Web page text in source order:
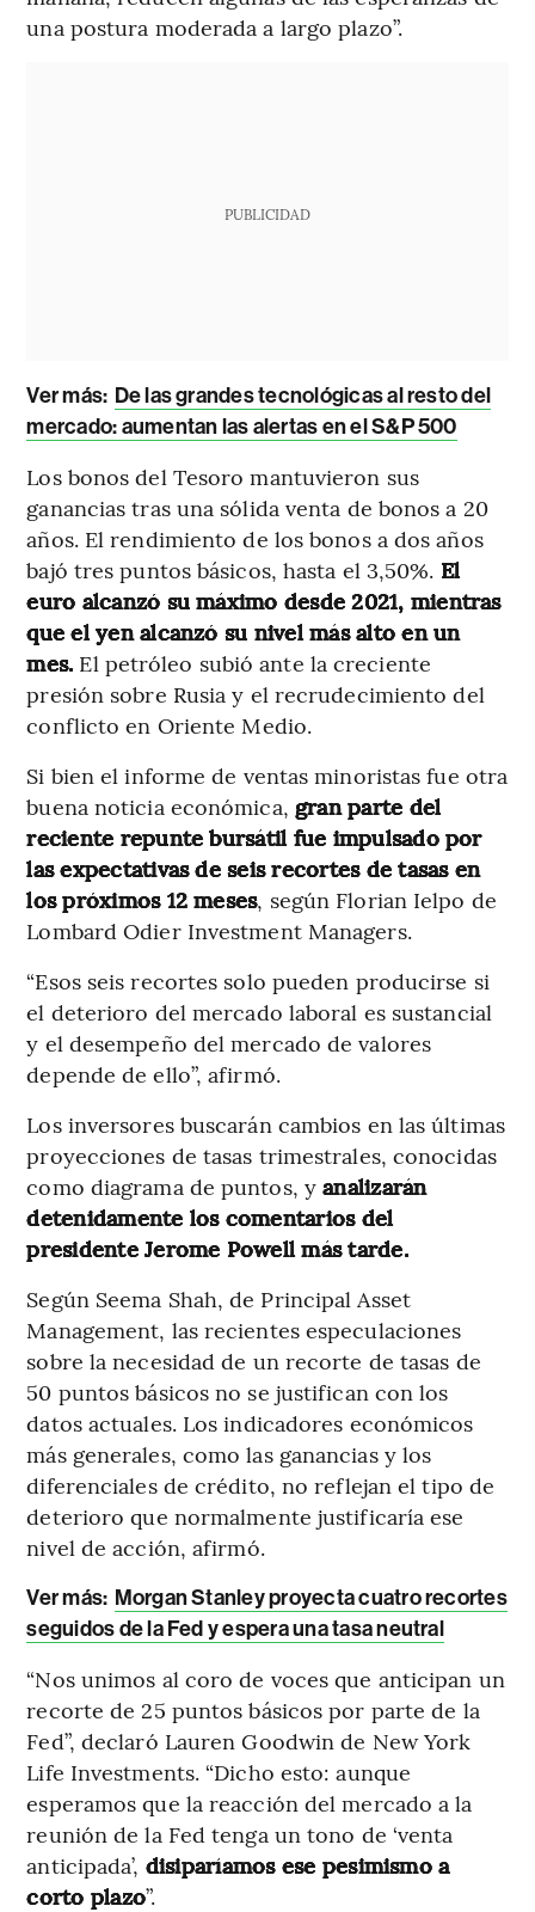
una postura moderada a largo plazo”.
PUBLICIDAD
Ver más: De las grandes tecnológicas al resto del
mercado: aumentan las alertas en el S&P 500
Los bonos del Tesoro mantuvieron sus
ganancias tras una sólida venta de bonos a 20
años. El rendimiento de los bonos a dos años
bajó tres puntos básicos, hasta el 3,50%. El
euro alcanzó su máximo desde 2021, mientras
que el yen alcanzó su nivel más alto en un
mes. El petróleo subió ante la creciente
presión sobre Rusia y el recrudecimiento del
conflicto en Oriente Medio.
Si bien el informe de ventas minoristas fue otra
buena noticia económica, gran parte del
reciente repunte bursátil fue impulsado por
las expectativas de seis recortes de tasas en
los próximos 12 meses, según Florian Ielpo de
Lombard Odier Investment Managers.
“Esos seis recortes solo pueden producirse si
el deterioro del mercado laboral es sustancial
y el desempeño del mercado de valores
depende de ello”, afirmó.
Los inversores buscarán cambios en las últimas
proyecciones de tasas trimestrales, conocidas
como diagrama de puntos, y analizarán
detenidamente los comentarios del
presidente Jerome Powell más tarde.
Según Seema Shah, de Principal Asset
Management, las recientes especulaciones
sobre la necesidad de un recorte de tasas de
50 puntos básicos no se justifican con los
datos actuales. Los indicadores económicos
más generales, como las ganancias y los
diferenciales de crédito, no reflejan el tipo de
deterioro que normalmente justificaría ese
nivel de acción, afirmó.
Ver más: Morgan Stanley proyecta cuatro recortes
seguidos de la Fed y espera una tasa neutral
“Nos unimos al coro de voces que anticipan un
recorte de 25 puntos básicos por parte de la
Fed”, declaró Lauren Goodwin de New York
Life Investments. “Dicho esto: aunque
esperamos que la reacción del mercado a la
reunión de la Fed tenga un tono de ‘venta
anticipada’, disiparíamos ese pesimismo a
corto plazo”.